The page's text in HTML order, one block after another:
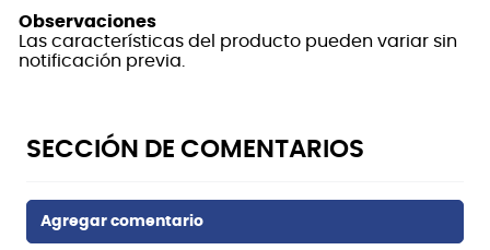
Observaciones
Las características del producto pueden variar sin
notificación previa.